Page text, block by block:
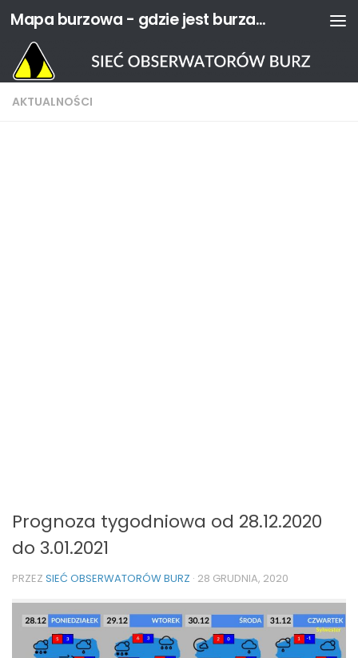
Przejdź do treści Mapa burzowa - gdzie jest burza? | Sieć Obserwatorów Burz
AKTUALNOŚCI
Prognoza tygodniowa od 28.12.2020
do 3.01.2021
PRZEZ SIEĆ OBSERWATORÓW BURZ · 28 GRUDNIA, 2020